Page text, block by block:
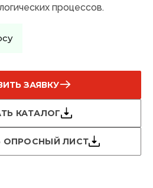
процессов.
ЗАЯВКУ
КАТАЛОГ
ОПРОСНЫЙ ЛИСТ